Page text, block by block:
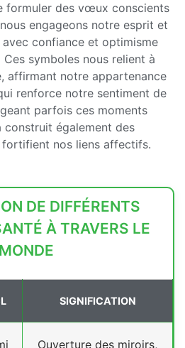
formuler des vœux conscients
engageons notre esprit et
confiance et optimisme
symboles nous relient à
affirmant notre appartenance
renforce notre sentiment de
parfois ces moments
construit également des
fortifient nos liens affectifs.
DE DIFFÉRENTS
À TRAVERS LE
MONDE
SIGNIFICATION
Ouverture des miroirs,